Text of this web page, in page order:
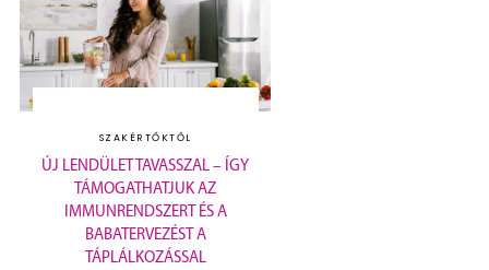
SZAKÉRTŐKTŐL
ÚJ LENDÜLET TAVASSZAL – ÍGY
TÁMOGATHATJUK AZ
IMMUNRENDSZERT ÉS A
BABATERVEZÉST A
TÁPLÁLKOZÁSSAL